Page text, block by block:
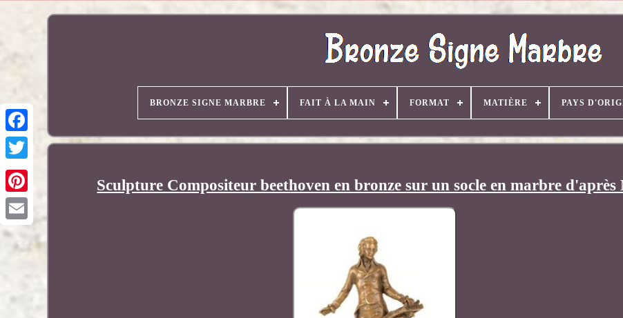
Pinterest
BRONZE SIGNE MARBRE FAIT À LA MAIN FORMAT MATIÈRE PAYS
Sculpture Compositeur beethoven en bronze sur un socle en marbre d'après